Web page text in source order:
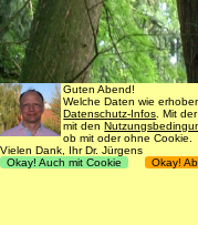
Guten Abend!
Welche Daten wie
Datenschutz-Infos . Mit
mit den
ob mit oder ohne Cookie.
Vielen Dank, Ihr Dr. Jürgens
Okay! Auch mit Cookie
Okay!